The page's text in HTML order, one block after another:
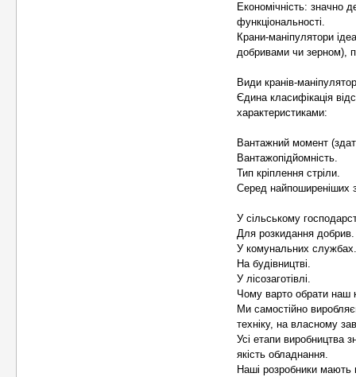
Економічність: значно
функціональності.
Крани-маніпулятори
добривами чи зерном),
Види кранів-
Єдина класифікація
характеристиками:
Вантажний момент
Вантажопідйомність.
Тип кріплення стріли.
Серед найпоширеніших
У сільському
Для розкидання добрив.
У комунальних службах.
На будівництві.
У лісозаготівлі.
Чому варто обрати наш
Ми самостійно
техніку, на власному
Усі етапи виробництва
якість обладнання.
Наші розробники мають